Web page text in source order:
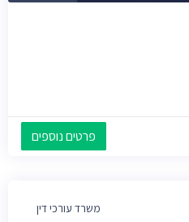
פרטים נוספים
משרד עורכי דין